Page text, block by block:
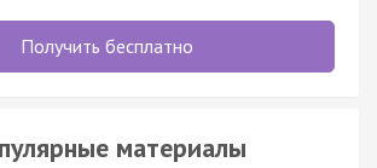
Получить бесплатно
материалы